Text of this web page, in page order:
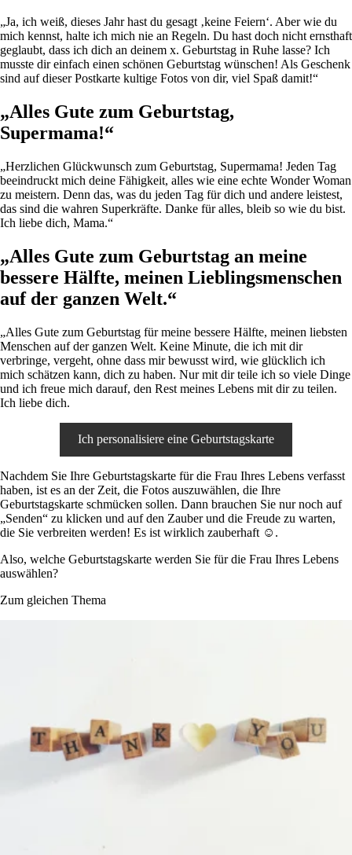
„Ja, ich weiß, dieses Jahr hast du gesagt ‚keine Feiern‘. Aber wie du
mich kennst, halte ich mich nie an Regeln. Du hast doch nicht ernsthaft
geglaubt, dass ich dich an deinem x. Geburtstag in Ruhe lasse? Ich
musste dir einfach einen schönen Geburtstag wünschen! Als Geschenk
sind auf dieser Postkarte kultige Fotos von dir, viel Spaß damit!“
„Alles Gute zum Geburtstag,
Supermama!“
„Herzlichen Glückwunsch zum Geburtstag, Supermama! Jeden Tag
beeindruckt mich deine Fähigkeit, alles wie eine echte Wonder Woman
zu meistern. Denn das, was du jeden Tag für dich und andere leistest,
das sind die wahren Superkräfte. Danke für alles, bleib so wie du bist.
Ich liebe dich, Mama.“
„Alles Gute zum Geburtstag an meine
bessere Hälfte, meinen Lieblingsmenschen
auf der ganzen Welt.“
„Alles Gute zum Geburtstag für meine bessere Hälfte, meinen liebsten
Menschen auf der ganzen Welt. Keine Minute, die ich mit dir
verbringe, vergeht, ohne dass mir bewusst wird, wie glücklich ich
mich schätzen kann, dich zu haben. Nur mit dir teile ich so viele Dinge
und ich freue mich darauf, den Rest meines Lebens mit dir zu teilen.
Ich liebe dich.
Ich personalisiere eine Geburtstagskarte
Nachdem Sie Ihre Geburtstagskarte für die Frau Ihres Lebens verfasst
haben, ist es an der Zeit, die Fotos auszuwählen, die Ihre
Geburtstagskarte schmücken sollen. Dann brauchen Sie nur noch auf
„Senden“ zu klicken und auf den Zauber und die Freude zu warten,
die Sie verbreiten werden! Es ist wirklich zauberhaft ☺.
Also, welche Geburtstagskarte werden Sie für die Frau Ihres Lebens
auswählen?
Zum gleichen Thema